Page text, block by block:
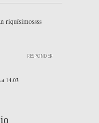
riquísimossss
RESPONDER
14:03